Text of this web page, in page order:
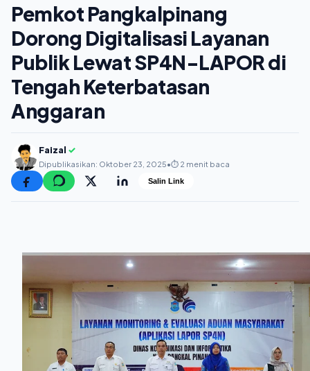
Pemkot Pangkalpinang
Dorong Digitalisasi Layanan
Publik Lewat SP4N-LAPOR di
Tengah Keterbatasan
Anggaran
Faizal ✓
Dipublikasikan: Oktober 23, 2025•⏱️ 2 menit baca
Salin Link